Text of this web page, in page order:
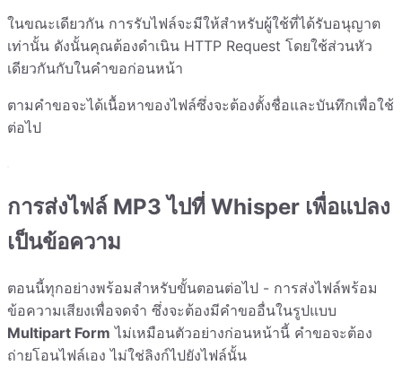
ในขณะเดียวกัน การรับไฟล์จะมีให้สำหรับผู้ใช้ที่ได้รับอนุญาต
เท่านั้น ดังนั้นคุณต้องดำเนิน HTTP Request โดยใช้ส่วนหัว
เดียวกันกับในคำขอก่อนหน้า
ตามคำขอจะได้เนื้อหาของไฟล์ซึ่งจะต้องตั้งชื่อและบันทึกเพื่อใช้
ต่อไป
การส่งไฟล์ MP3 ไปที่ Whisper เพื่อแปลง
เป็นข้อความ
ตอนนี้ทุกอย่างพร้อมสำหรับขั้นตอนต่อไป - การส่งไฟล์พร้อม
ข้อความเสียงเพื่อจดจำ ซึ่งจะต้องมีคำขออื่นในรูปแบบ
Multipart Form ไม่เหมือนตัวอย่างก่อนหน้านี้ คำขอจะต้อง
ถ่ายโอนไฟล์เอง ไม่ใช่ลิงก์ไปยังไฟล์นั้น